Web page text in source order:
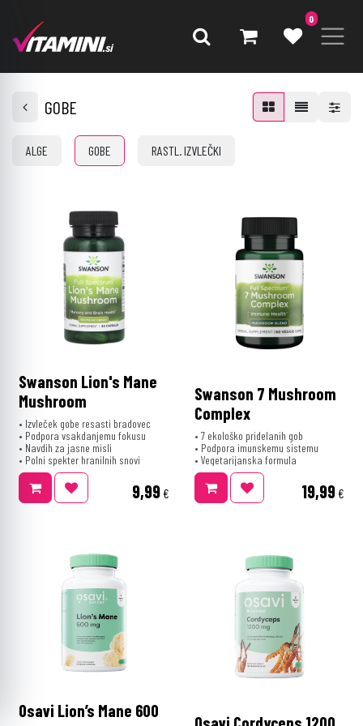
0
GOBE
ALGE GOBE RASTL. IZVLEČKI
Swanson Lion's Mane
Mushroom
• Izvleček gobe resasti bradovec
• Podpora vsakdanjemu fokusu
• Navdih za jasne misli
• Polni spekter hranilnih snovi
9,99€
Swanson 7 Mushroom
Complex
• 7 ekološko pridelanih gob
• Podpora imunskemu sistemu
• Vegetarijanska formula
19,99€
Osavi Lion’s Mane 600